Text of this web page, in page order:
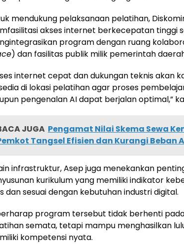
mendukung pelaksanaan pelatihan,
akses internet berkecepatan tinggi
program dengan ruang
) dan fasilitas publik milik pemerintah
internet cepat dan dukungan teknis akan
di lokasi pelatihan agar proses
pengenalan AI dapat berjalan optimal,”
JUGA Pengamat Nilai Skema Sewa
Tangsel Efisien dan Kurangi Beban
infrastruktur, Asep juga menekankan
kurikulum yang memiliki indikator
dan sesuai dengan kebutuhan industri digital.
program tersebut tidak berhenti
semata, tetapi mampu menghasilkan
kompetensi nyata.